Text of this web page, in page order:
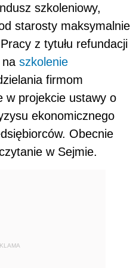
szkoleniowy,
starosty maksymalnie
z tytułu refundacji
na szkolenie
firmom
w projekcie ustawy o
ekonomicznego
Obecnie
w Sejmie.